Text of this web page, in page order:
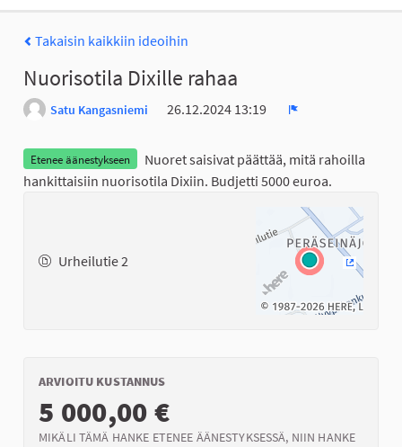
Takaisin kaikkiin ideoihin
Nuorisotila Dixille rahaa
Satu Kangasniemi
26.12.2024 13:19
Etenee äänestykseen
Nuoret saisivat päättää, mitä rahoilla
hankittaisiin nuorisotila Dixiin. Budjetti 5000 euroa.
Urheilutie 2
ARVIOITU KUSTANNUS
5 000,00 €
MIKÄLI TÄMÄ HANKE ETENEE ÄÄNESTYKSESSÄ, NIIN HANKE